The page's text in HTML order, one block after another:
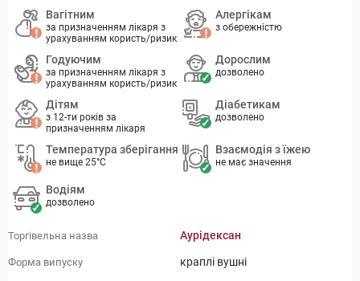
Вагітним
за призначенням лікаря з
урахуванням користь/ризик
Алергікам
з обережністю
Годуючим
за призначенням лікаря з
урахуванням користь/ризик
Дорослим
дозволено
Дітям
з 12-ти років за
призначенням лікаря
Діабетикам
дозволено
Температура зберігання
не вище 25°C
Взаємодія з їжею
не має значення
Водіям
дозволено
Торгівельна назва Аурiдексан
Форма випуску краплі вушні